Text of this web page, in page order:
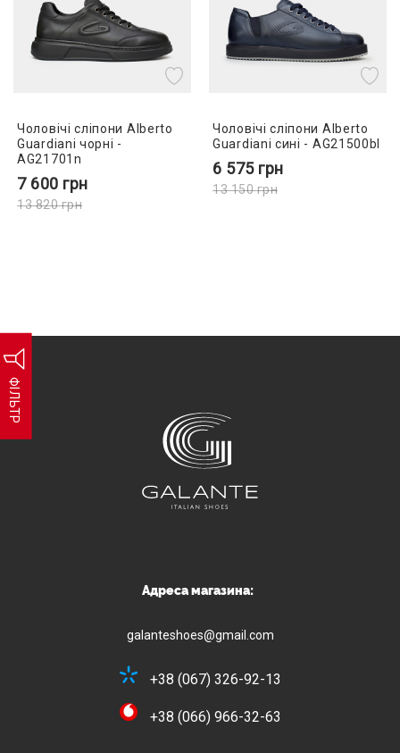
ФІЛЬТР
Чоловічі сліпони Alberto
Guardiani чорні -
AG21701n
7 600 грн
13 820грн
Чоловічі сліпони Alberto
Guardiani сині - AG21500bl
6 575 грн
13 150грн
Адреса магазина:
galanteshoes@gmail.com
+38 (067) 326-92-13
+38 (066) 966-32-63